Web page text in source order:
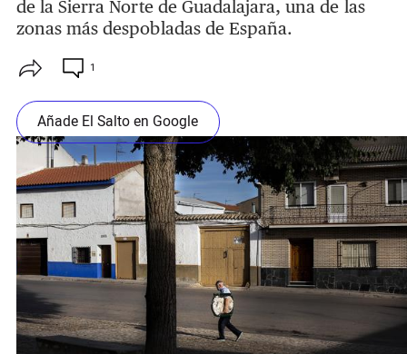
de la Sierra Norte de Guadalajara, una de las
zonas más despobladas de España.
1
Añade El Salto en Google